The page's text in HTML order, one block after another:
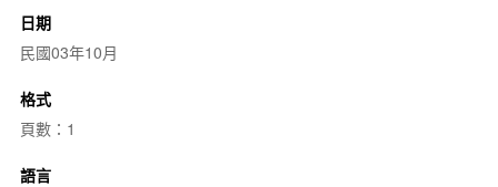
日期
民國03年10月
格式
頁數：1
語言